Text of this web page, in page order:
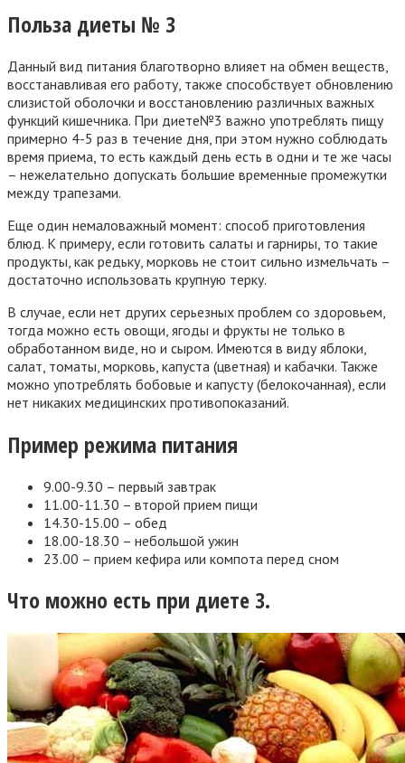
Польза диеты № 3
Данный вид питания благотворно влияет на обмен веществ,
восстанавливая его работу, также способствует обновлению
слизистой оболочки и восстановлению различных важных
функций кишечника. При диете№3 важно употреблять пищу
примерно 4-5 раз в течение дня, при этом нужно соблюдать
время приема, то есть каждый день есть в одни и те же часы
– нежелательно допускать большие временные промежутки
между трапезами.
Еще один немаловажный момент: способ приготовления
блюд. К примеру, если готовить салаты и гарниры, то такие
продукты, как редьку, морковь не стоит сильно измельчать –
достаточно использовать крупную терку.
В случае, если нет других серьезных проблем со здоровьем,
тогда можно есть овощи, ягоды и фрукты не только в
обработанном виде, но и сыром. Имеются в виду яблоки,
салат, томаты, морковь, капуста (цветная) и кабачки. Также
можно употреблять бобовые и капусту (белокочанная), если
нет никаких медицинских противопоказаний.
Пример режима питания
9.00-9.30 – первый завтрак
11.00-11.30 – второй прием пищи
14.30-15.00 – обед
18.00-18.30 – небольшой ужин
23.00 – прием кефира или компота перед сном
Что можно есть при диете 3.